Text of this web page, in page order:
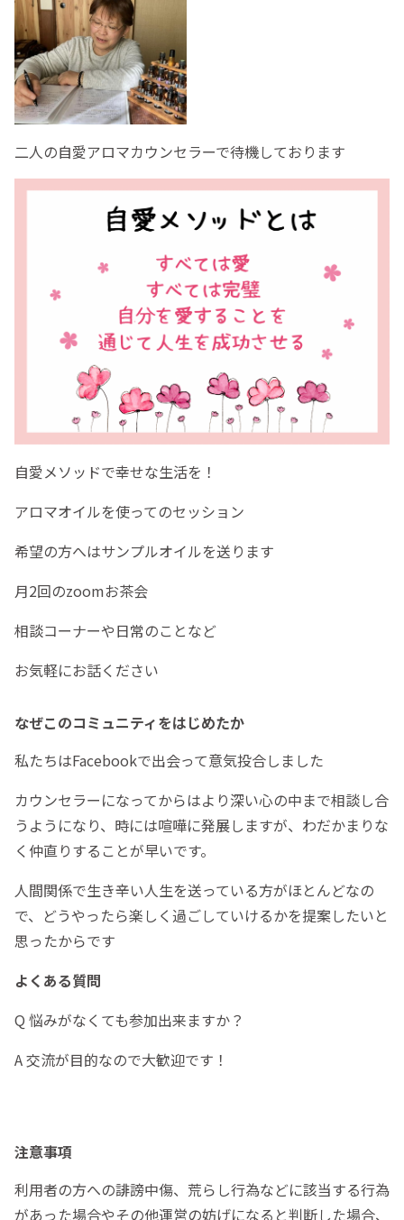
二人の自愛アロマカウンセラーで待機しております
自愛メソッドで幸せな生活を！
アロマオイルを使ってのセッション
希望の方へはサンプルオイルを送ります
月2回のzoomお茶会
相談コーナーや日常のことなど
お気軽にお話ください
なぜこのコミュニティをはじめたか
私たちはFacebookで出会って意気投合しました
カウンセラーになってからはより深い心の中まで相談し合
うようになり、時には喧嘩に発展しますが、わだかまりな
く仲直りすることが早いです。
人間関係で生き辛い人生を送っている方がほとんどなの
で、どうやったら楽しく過ごしていけるかを提案したいと
思ったからです
よくある質問
Q 悩みがなくても参加出来ますか？
A 交流が目的なので大歓迎です！
注意事項
利用者の方への誹謗中傷、荒らし行為などに該当する行為
があった場合やその他運営の妨げになると判断した場合、